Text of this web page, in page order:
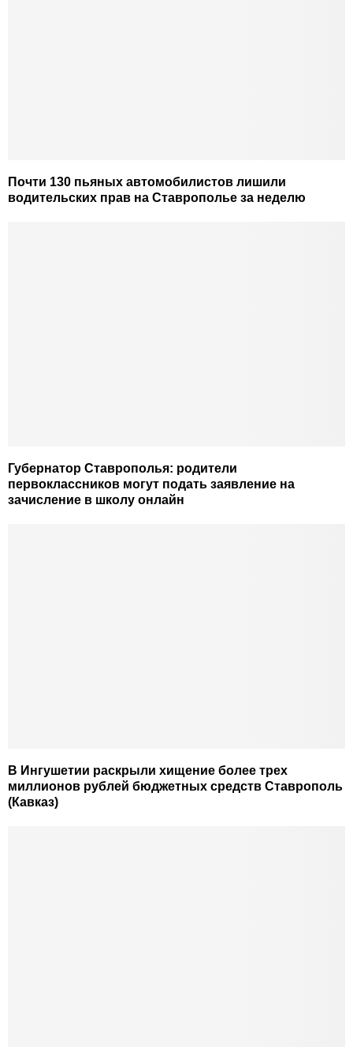
Почти 130 пьяных автомобилистов лишили
водительских прав на Ставрополье за неделю
Губернатор Ставрополья: родители
первоклассников могут подать заявление на
зачисление в школу онлайн
В Ингушетии раскрыли хищение более трех
миллионов рублей бюджетных средств Ставрополь
(Кавказ)